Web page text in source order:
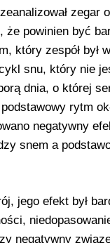
zegar
że powinien być
który zespół był
snu, który nie
dnia, o której
rytm
negatywny
snem a
jego efekt był
negatywny